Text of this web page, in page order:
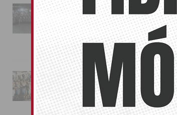
La Entrada Cristiana llena de
esplendor las calles de
Almoradí en una multitudinaria
jornada festera
02/08/2026
La magia de la Entrada Mora
conquista las calles de
Almoradí
01/08/2026